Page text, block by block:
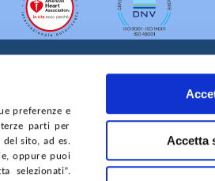
preferenze e
parti per
sito, ad es.
oppure puoi
selezionati”.
Accetta
MAPPA DEL SITO